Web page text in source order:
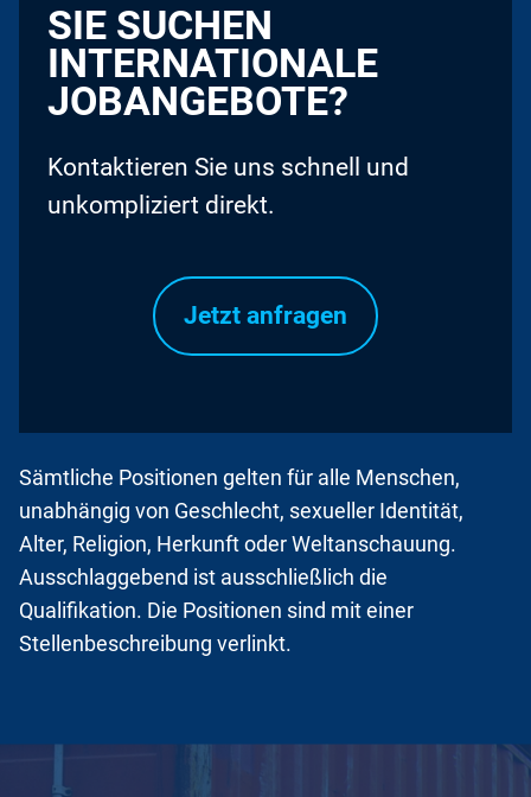
SIE SUCHEN
INTERNATIONALE
JOBANGEBOTE?
Kontaktieren Sie uns schnell und
unkompliziert direkt.
Jetzt anfragen
Sämtliche Positionen gelten für alle Menschen,
unabhängig von Geschlecht, sexueller Identität,
Alter, Religion, Herkunft oder Weltanschauung.
Ausschlaggebend ist ausschließlich die
Qualifikation. Die Positionen sind mit einer
Stellenbeschreibung verlinkt.